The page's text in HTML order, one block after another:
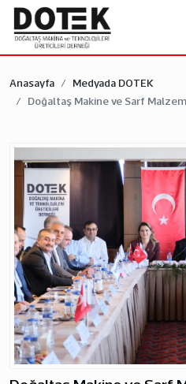
Anasayfa
Medyada DOTEK
Doğaltaş Makine ve Sarf